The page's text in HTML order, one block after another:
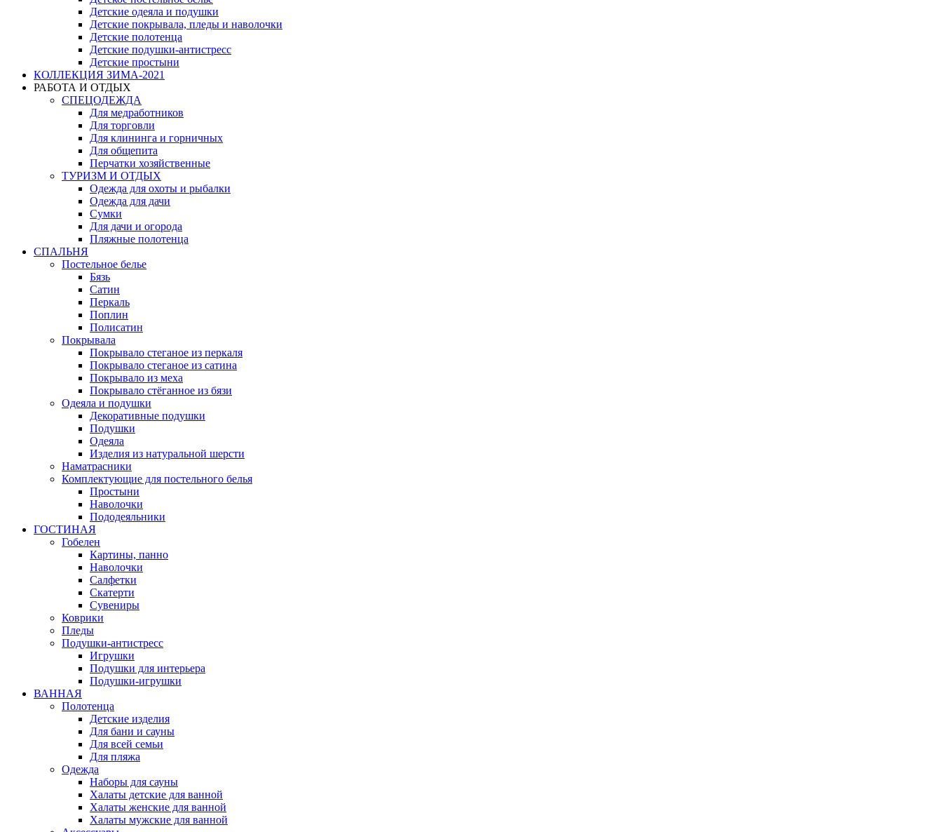
Детские одеяла и подушки
Детские покрывала, пледы и наволочки
Детские полотенца
Детские подушки-антистресс
Детские простыни
КОЛЛЕКЦИЯ ЗИМА-2021
РАБОТА И ОТДЫХ
СПЕЦОДЕЖДА
Для медработников
Для торговли
Для клининга и горничных
Для общепита
Перчатки хозяйственные
ТУРИЗМ И ОТДЫХ
Одежда для охоты и рыбалки
Одежда для дачи
Сумки
Для дачи и огорода
Пляжные полотенца
СПАЛЬНЯ
Постельное белье
Бязь
Сатин
Перкаль
Поплин
Полисатин
Покрывала
Покрывало стеганое из перкаля
Покрывало стеганое из сатина
Покрывало из меха
Покрывало стёганное из бязи
Одеяла и подушки
Декоративные подушки
Подушки
Одеяла
Изделия из натуральной шерсти
Наматраcники
Комплектующие для постельного белья
Простыни
Наволочки
Пододеяльники
ГОСТИНАЯ
Гобелен
Картины, панно
Наволочки
Салфетки
Скатерти
Сувениры
Коврики
Пледы
Подушки-антистресс
Игрушки
Подушки для интерьера
Подушки-игрушки
ВАННАЯ
Полотенца
Детские изделия
Для бани и сауны
Для всей семьи
Для пляжа
Одежда
Наборы для сауны
Халаты детские для ванной
Халаты женские для ванной
Халаты мужские для ванной